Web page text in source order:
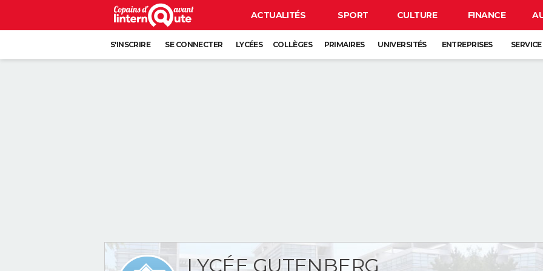
ACTUALITÉS SPORT CULTURE FINANCE
S'INSCRIRE SE CONNECTER LYCÉES COLLÈGES PRIMAIRES UNIVERSITÉS ENTREPRISES
LYCÉE GUTENBERG